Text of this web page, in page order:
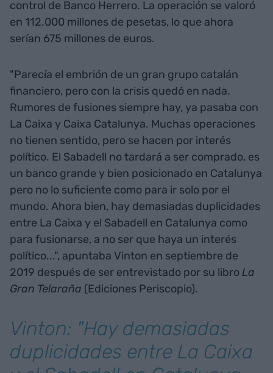
control de Banco Herrero. La operación se valoró
en 112.000 millones de pesetas, lo que ahora
serían 675 millones de euros.
"Parecía el embrión de un gran grupo catalán
financiero, pero con la crisis quedó en nada.
Rumores de fusiones siempre hay, ya pasaba con
La Caixa y Caixa Catalunya. Muchas operaciones
no tienen sentido, pero se hacen por interés
político. El Sabadell no tardará a ser comprado, es
un banco grande y bien posicionado en Catalunya
pero no lo suficiente como para ir solo por el
mundo. Ahora bien, hay demasiadas duplicidades
entre La Caixa y el Sabadell en Catalunya como
para fusionarse, a no ser que haya un interés
político...", apuntaba Vinton en septiembre de
2019 después de ser entrevistado por su libroLa
Gran Telaraña (Ediciones Periscopio).
Vinton: "Hay demasiadas
duplicidades entre La Caixa